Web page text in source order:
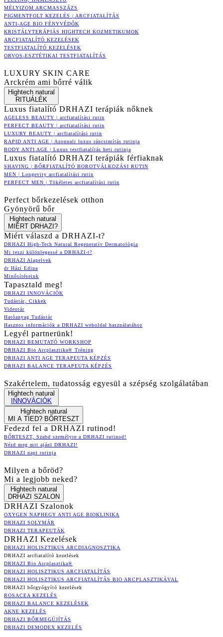
MÉLYIZOM ARCMASSZÁZS
PIGMENTFOLT KEZELÉS | ARCFIATALÍTÁS
ANTI-AGE BIO FÉNYVÉDŐK
KRISTÁLYTERÁPIÁS HIGHTECH KOZMETIKUMOK
ARCFIATALÍTÓ KEZELÉSEK
TESTFIATALÍTÓ KEZELÉSEK
ORVOS-ESZTÉTIKAI TESTFIATALÍTÁS
LUXURY SKIN CARE
Arckrém ami bőrré válik
Hightech natural
RITUÁLÉK
Luxus fiatalító DRHAZI terápiák nőknek
AGELESS BEAUTY | arcfiatalítási rutin
PERFECT BEAUTY | arcfiatalítási rutin
LUXURY BEAUTY | arcfiatalítási rutin
RAPID ANTI AGE | Azonnali luxus ráncsimítás rutinja
BODY ANTI AGE | Luxus testfiatalítás heti rutinja
Luxus fiatalító DRHAZI terápiák férfiaknak
SHAVING | BŐRFIATALÍTÓ BOROTVÁLKOZÁSI RUTIN
MEN | Longevity arcfiatalítási rutin
PERFECT MEN | Tökéletes arcfiatalítási rutin
Perfect bőrkezelések otthon
Gyönyörű bőr
Hightech natural
MIÉRT DRHAZI?
Miért válaszd a DRHAZI-t?
DRHAZI High-Tech Natural Regeneratív Dermatológia
Mi teszi különlegessé a DRHAZI-t?
DRHAZI Alapelvek
dr Házi Edina
Minősítéseink
Tapasztald meg!
DRHAZI INNOVÁCIÓK
Tudástár, Cikkek
Videotár
Hatóanyag Tudástár
Hasznos információk a DRHAZI weboldal használatához
Legyél partnerünk!
DRHAZI BEMUTATÓ WORKSHOP
DRHAZI Bio Arcplasztika® Tréning
DRHAZI ANTI AGE TERAPEUTA KÉPZÉS
DRHAZI BALANCE TERAPEUTA KÉPZÉS
Szakértelem, tudatosság egyesül a szépség szolgálatában
Hightech natural
INNOVÁCIÓK
Hightech natural
MI A TIED? BŐRTESZT
Fedezd fel a DRHAZI rutinod!
BŐRTESZT, Szabd személyre a DRHAZI rutinod!
Nézd meg mit ajánl DRHAZI!
DRHAZI napi rutinja
Milyen a bőröd?
Mi a legjobb neked?
Hightech natural
DRHAZI SZALON
DRHAZI Szalonok
OXYGEN NAPHEGY ANTI AGE BIOKLINIKA
DRHAZI SOLYMÁR
DRHAZI TERAPEUTÁK
DRHAZI Kezelések
DRHAZI HOLISZTIKUS ARCDIAGNOSZTIKA
DRHAZI arcfiatalító kezelések
DRHAZI Bio Arcplasztika®
DRHAZI HOLISZTIKUS ARCFIATALÍTÁS
DRHAZI HOLISZTIKUS ARCFIATALÍTÁS BIO ARCPLASZTIKÁVAL
DRHAZI bőrgyógyító kezelések
ROSACEA KEZELÉS
DRHAZI BALANCE KEZELÉSEK
AKNE KEZELÉS
DRHAZI BŐRMEGÚJÍTÁS
DRHAZI DEMODEX KEZELÉS